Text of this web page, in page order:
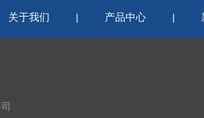
关于我们 | 产品中心 |